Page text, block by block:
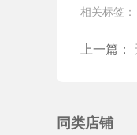
相关标签：
上一篇：
同类店铺